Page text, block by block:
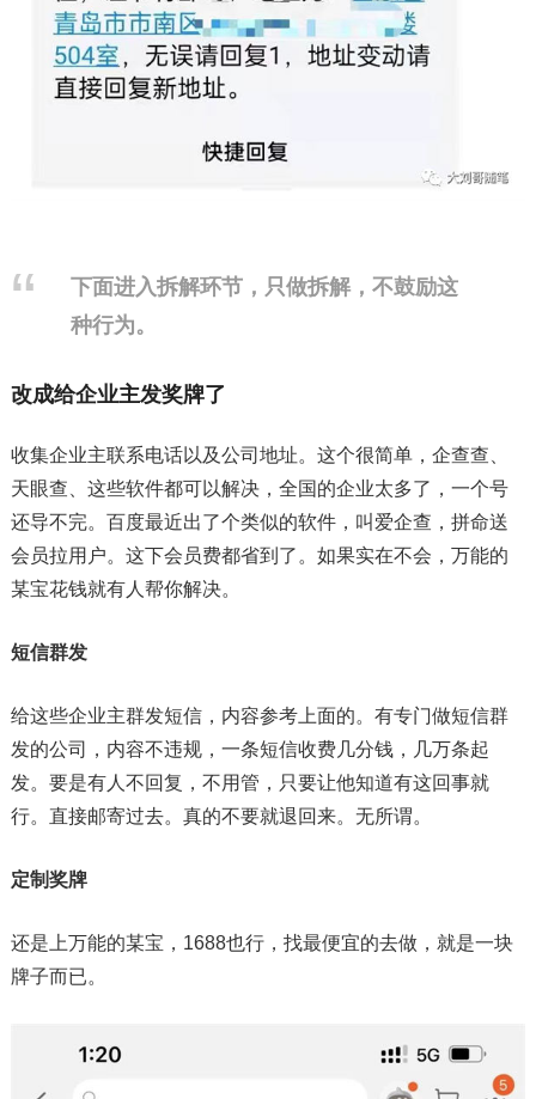
下面进入拆解环节，只做拆解，不鼓励这
种行为。
改成给企业主发奖牌了
收集企业主联系电话以及公司地址。这个很简单，企查查、
天眼查、这些软件都可以解决，全国的企业太多了，一个号
还导不完。百度最近出了个类似的软件，叫爱企查，拼命送
会员拉用户。这下会员费都省到了。如果实在不会，万能的
某宝花钱就有人帮你解决。
短信群发
给这些企业主群发短信，内容参考上面的。有专门做短信群
发的公司，内容不违规，一条短信收费几分钱，几万条起
发。要是有人不回复，不用管，只要让他知道有这回事就
行。直接邮寄过去。真的不要就退回来。无所谓。
定制奖牌
还是上万能的某宝，1688也行，找最便宜的去做，就是一块
牌子而已。